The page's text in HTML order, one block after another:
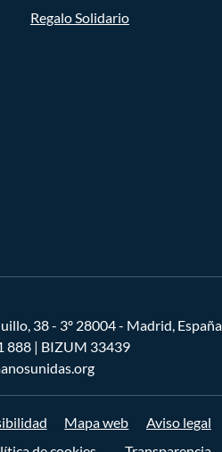
Regalo Solidario
38 - 3º 28004 - Madrid, España
888 | BIZUM 33439
Mapa web
Aviso legal